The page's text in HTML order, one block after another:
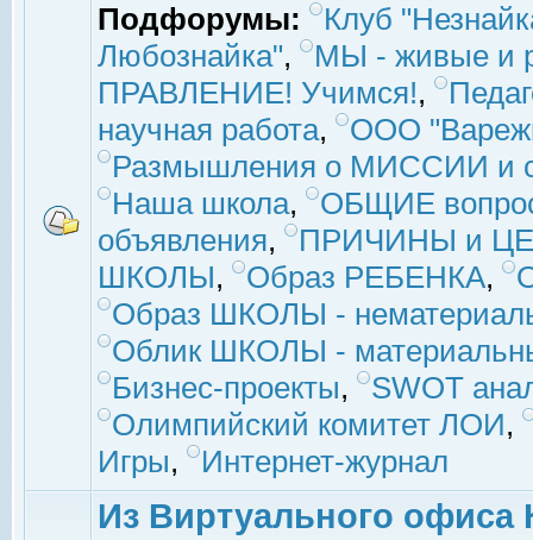
Подфорумы:
Клуб
Любознайка",
МЫ - живые и
ПРАВЛЕНИЕ! Учимся!,
научная работа,
ООО
Размышления о МИССИИ и
Наша школа,
ОБЩИЕ
объявления,
ПРИЧИНЫ и
ШКОЛЫ, Образ РЕБЕНКА,
Образ ШКОЛЫ -
Облик ШКОЛЫ -
Бизнес-проекты,
SWOT
Олимпийский комитет ЛОИ,
Игры, Интернет-журнал
Из Виртуального офиса